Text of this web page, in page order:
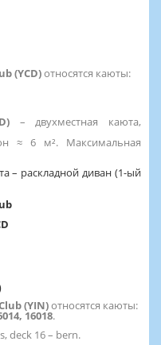
(YCD)относятся каюты:
– двухместная каюта,
≈ 6 м². Максимальная
– раскладной диван (1-ый
(YIN)относятся каюты:
16018.
deck 16 – bern.